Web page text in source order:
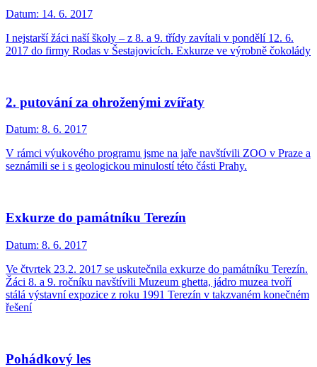
Datum: 14. 6. 2017
I nejstarší žáci naší školy – z 8. a 9. třídy zavítali v pondělí 12. 6.
2017 do firmy Rodas v Šestajovicích. Exkurze ve výrobně čokolády
2. putování za ohroženými zvířaty
Datum: 8. 6. 2017
V rámci výukového programu jsme na jaře navštívili ZOO v Praze a
seznámili se i s geologickou minulostí této části Prahy.
Exkurze do památníku Terezín
Datum: 8. 6. 2017
Ve čtvrtek 23.2. 2017 se uskutečnila exkurze do památníku Terezín.
Žáci 8. a 9. ročníku navštívili Muzeum ghetta, jádro muzea tvoří
stálá výstavní expozice z roku 1991 Terezín v takzvaném konečném
řešení
Pohádkový les